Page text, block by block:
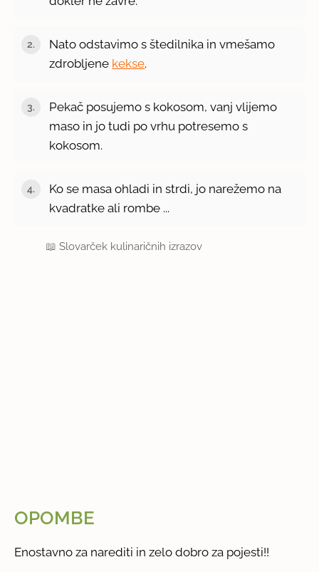
Nato odstavimo s štedilnika in vmešamo
zdrobljene kekse.
Pekač posujemo s kokosom, vanj vlijemo
maso in jo tudi po vrhu potresemo s
kokosom.
Ko se masa ohladi in strdi, jo narežemo na
kvadratke ali rombe ...
📖Slovarček kulinaričnih izrazov
OPOMBE
Enostavno za narediti in zelo dobro za pojesti!!